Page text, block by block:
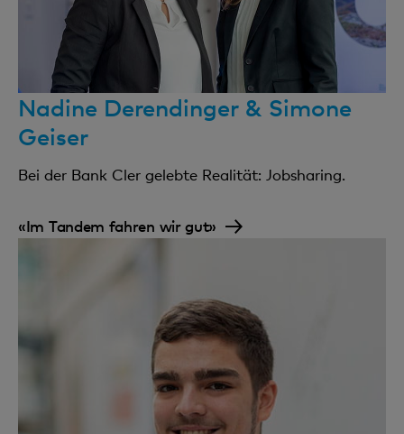
Nadine Derendinger & Simone
Geiser
Bei der Bank Cler gelebte Realität: Jobsharing.
«Im Tandem fahren wir gut»